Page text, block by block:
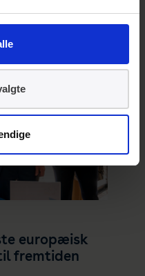
europæisk
fremtiden